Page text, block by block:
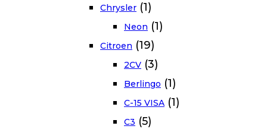
Chrysler (1)
Neon (1)
Citroen (19)
2CV (3)
Berlingo (1)
C-15 VISA (1)
C3 (5)